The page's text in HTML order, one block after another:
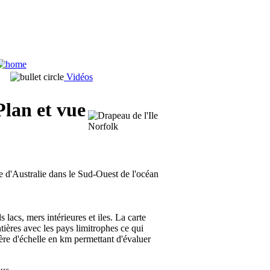
Vidéos
et vue
dans le Sud-Ouest de l'océan
mers intérieures et iles. La carte
avec les pays limitrophes ce qui
d'échelle en km permettant d'évaluer